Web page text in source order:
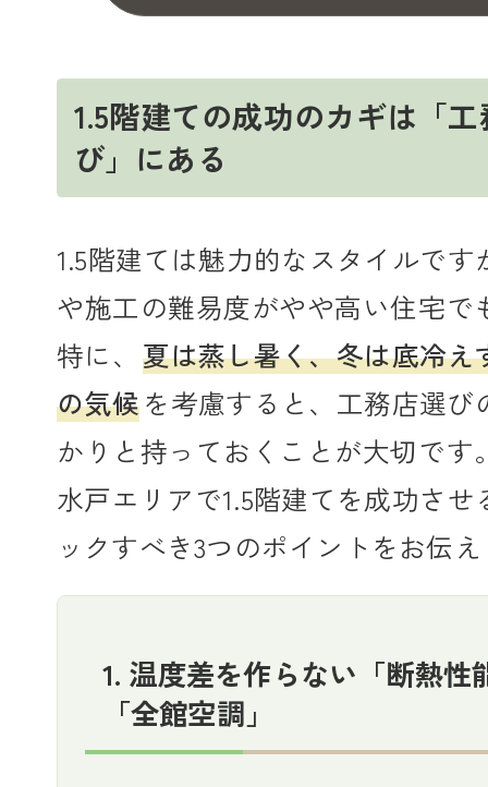
1.5階建ての成功のカギは「
び」にある
1.5階建ては魅力的なスタイルです
や施工の難易度がやや高い住宅で
特に、 夏は蒸し暑く、冬は底冷え
の気候を考慮すると、工務店選び
かりと持っておくことが大切です
水戸エリアで1.5階建てを成功させ
ックすべき3つのポイントをお伝
1. 温度差を作らない「断熱性
「全館空調」